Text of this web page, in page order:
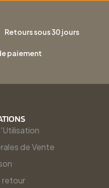
Retours sous 30 jours
paiement
de Vente
retour